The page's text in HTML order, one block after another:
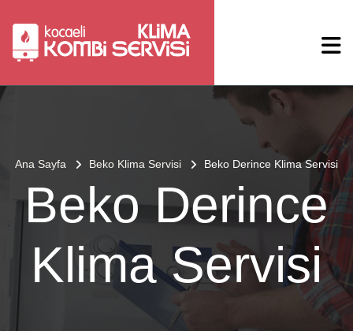
Ana Sayfa Beko Klima Servisi Beko Derince Klima Servisi
Beko Derince
Klima Servisi